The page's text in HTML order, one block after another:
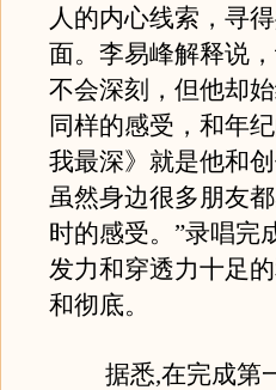
人的内心线索，寻
面。李易峰解释说
不会深刻，但他却
同样的感受，和年
我最深》就是他和
虽然身边很多朋友
时的感受。”录唱完
发力和穿透力十足
和彻底。
据悉,在完成第一